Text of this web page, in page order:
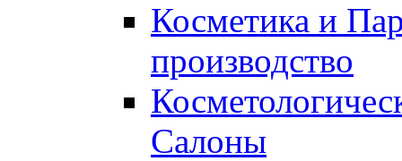
Косметика и
производство
Салоны